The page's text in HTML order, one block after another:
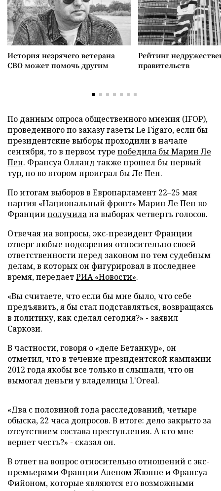
История незрячего ветерана
СВО может помочь другим
Рейтинг
правительств
По данным опроса общественного мнения (IFOP),
проведенного по заказу газеты Le Figaro, если бы
президентские выборы проходили в начале
сентября, то в первом туре победила бы Марин Ле
Пен. Франсуа Олланд также прошел бы первый
тур, но во втором проиграл бы Ле Пен.
По итогам выборов в Европарламент 22–25 мая
партия «Национальный фронт» Марин Ле Пен во
Францииполучилана выборах четверть голосов.
Отвечая на вопросы, экс-президент Франции
отверг любые подозрения относительно своей
ответственности перед законом по тем судебным
делам, в которых он фигурировал в последнее
время,передаетРИА «Новости».
«Вы считаете, что если бы мне было, что себе
предъявить, я бы стал подставляться, возвращаясь
в политику, как сделал сегодня?» - заявил
Саркози.
В частности, говоря о «деле Бетанкур», он
отметил, что в течение президентской кампании
2012 года якобы все только и слышали, что он
вымогал деньги у владелицы L'Oreal.
«Два с половиной года расследований, четыре
обыска, 22 часа допросов. В итоге: дело закрыто за
отсутствием состава преступления. А кто мне
вернет честь?» - сказал он.
В ответ на вопрос относительно отношений с экс-
премьерами Франции Аленом Жюппе и Франсуа
Фийоном, которые являются его возможными